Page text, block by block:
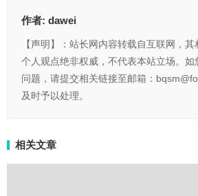
作者: dawei
【声明】：站长网内容转载自互联网，
个人观点绝非权威，不代表本站立场。如
问题，请提交相关链接至邮箱：
及时予以处理。
相关文章